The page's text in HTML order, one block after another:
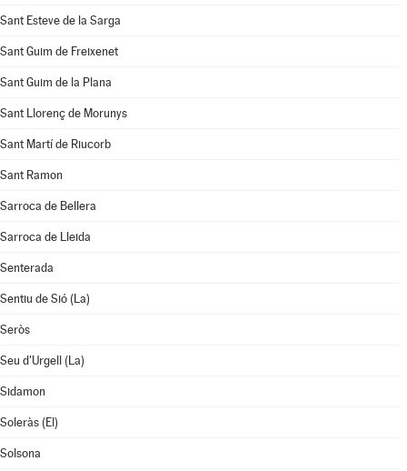
Sant Esteve de la Sarga
Sant Guim de Freixenet
Sant Guim de la Plana
Sant Llorenç de Morunys
Sant Martí de Riucorb
Sant Ramon
Sarroca de Bellera
Sarroca de Lleida
Senterada
Sentiu de Sió (La)
Seròs
Seu d'Urgell (La)
Sidamon
Soleràs (El)
Solsona